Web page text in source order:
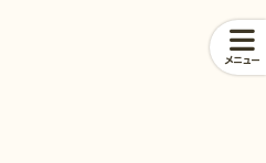
メニュー